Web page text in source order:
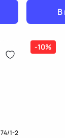
В
74/1-2
-10%